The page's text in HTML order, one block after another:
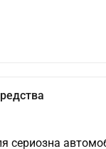
сериозна